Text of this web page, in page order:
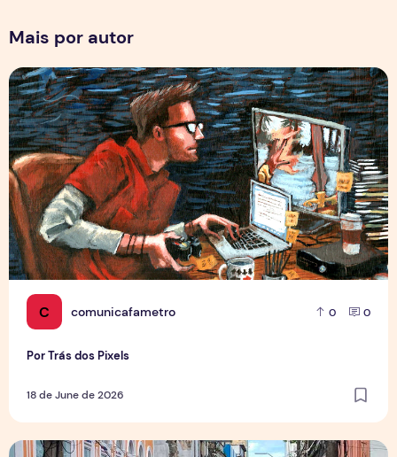
Mais por autor
C comunicafametro 0 0
Por Trás dos Pixels
18 de June de 2026
Por Trás dos Pixels
Copa aquece vendas em setores específicos, mas não